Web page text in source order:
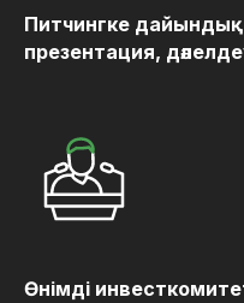
Питчингке
презентация,
Өнімді